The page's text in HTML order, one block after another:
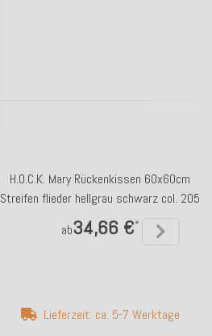
H.O.C.K. Mary Rückenkissen 60x60cm
Streifen flieder hellgrau schwarz col. 205
ab34,66 €*
Lieferzeit: ca. 5-7 Werktage